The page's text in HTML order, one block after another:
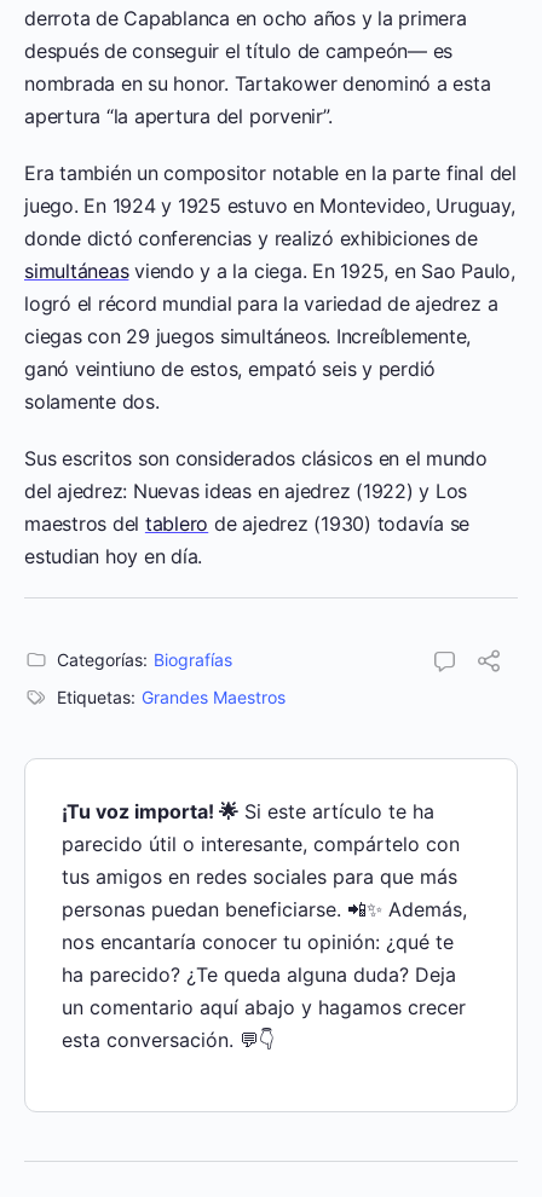
derrota de Capablanca en ocho años y la primera
después de conseguir el título de campeón— es
nombrada en su honor. Tartakower denominó a esta
apertura “la apertura del porvenir”.
Era también un compositor notable en la parte final del
juego. En 1924 y 1925 estuvo en Montevideo, Uruguay,
donde dictó conferencias y realizó exhibiciones de
simultáneasviendo y a la ciega. En 1925, en Sao Paulo,
logró el récord mundial para la variedad de ajedrez a
ciegas con 29 juegos simultáneos. Increíblemente,
ganó veintiuno de estos, empató seis y perdió
solamente dos.
Sus escritos son considerados clásicos en el mundo
del ajedrez: Nuevas ideas en ajedrez (1922) y Los
maestros del tablero de ajedrez (1930) todavía se
estudian hoy en día.
Categorías: Biografías
Etiquetas: Grandes Maestros
¡Tu voz importa! 🌟 Si este artículo te ha
parecido útil o interesante, compártelo con
tus amigos en redes sociales para que más
personas puedan beneficiarse. 📲✨ Además,
nos encantaría conocer tu opinión: ¿qué te
ha parecido? ¿Te queda alguna duda? Deja
un comentario aquí abajo y hagamos crecer
esta conversación. 💬👇